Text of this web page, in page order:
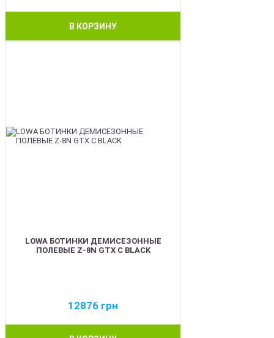
В КОРЗИНУ
LOWA БОТИНКИ ДЕМИСЕЗОННЫЕ
ПОЛЕВЫЕ Z-8N GTX C BLACK
12876 грн